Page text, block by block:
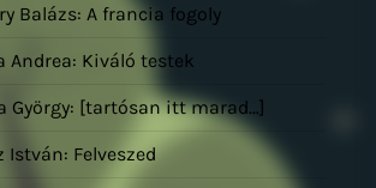
Balázs: A francia fogoly
Andrea: Kiváló testek
György: [tartósan itt marad…]
István: Felveszed